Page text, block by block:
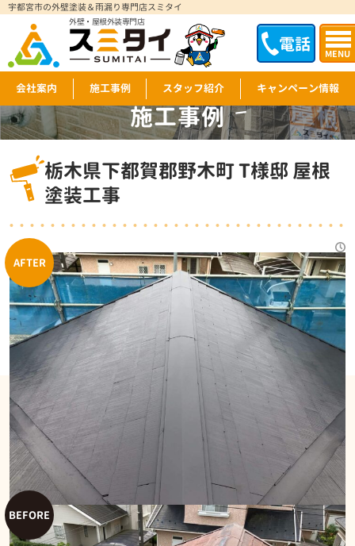
電話 MENU
宇都宮市の外壁塗装＆雨漏り専門店スミタイ
外壁・屋根外装専門店
会社案内 施工事例 スタッフ紹介 キャンペーン情報
施工事例
WORKS
栃木県下都賀郡野木町 T様邸 屋根
塗装工事